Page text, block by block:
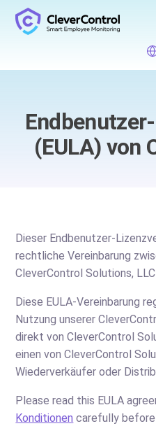
(EULA) von
Dieser Endbenutzer-
rechtliche Vereinbarung
CleverControl Solutions, LLC
Diese EULA-Vereinbarung
Nutzung unserer
direkt von CleverControl
einen von CleverControl
Wiederverkäufer oder
Please read this EULA
Konditionen carefully